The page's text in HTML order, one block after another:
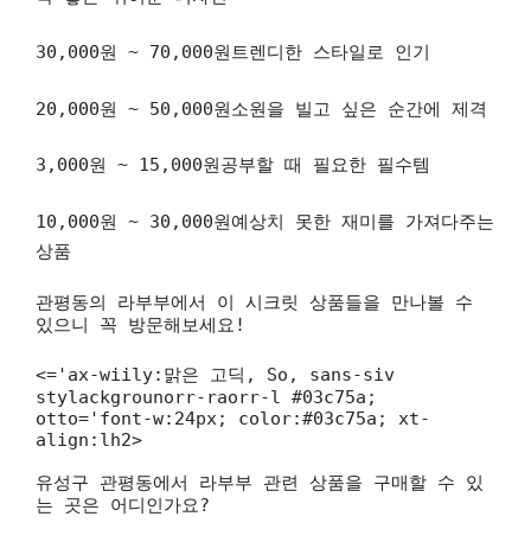
30,000원 ~ 70,000원트렌디한 스타일로 인기
20,000원 ~ 50,000원소원을 빌고 싶은 순간에 제격
3,000원 ~ 15,000원공부할 때 필요한 필수템
10,000원 ~ 30,000원예상치 못한 재미를 가져다주는
상품
관평동의 라부부에서 이 시크릿 상품들을 만나볼 수
있으니 꼭 방문해보세요!
<='ax-wiily:맑은 고딕, So, sans-siv
stylackgrounorr-raorr-l #03c75a;
otto='font-w:24px; color:#03c75a; xt-
align:lh2>
유성구 관평동에서 라부부 관련 상품을 구매할 수 있
는 곳은 어디인가요?